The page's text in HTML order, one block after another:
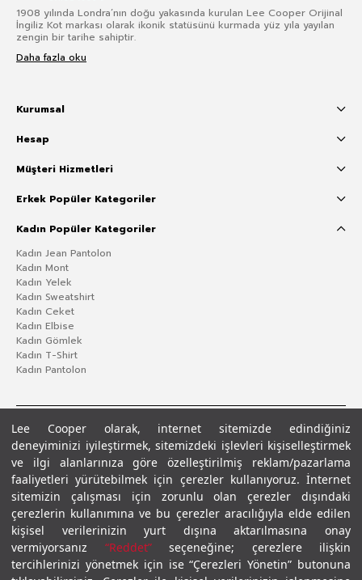
Lee Cooper olarak, internet sitemizde edindiğiniz
deneyiminizi iyileştirmek, sitemizdeki işlevleri kişiselleştirmek
ve ilgi alanlarınıza göre özelleştirilmiş reklam/pazarlama
faaliyetleri yürütebilmek için çerezler kullanıyoruz. İnternet
sitemizin çalışması için zorunlu olan çerezler dışındaki
çerezlerin kullanımına ve bu çerezler aracılığıyla elde edilen
kişisel verilerinizin yurt dışına aktarılmasına onay
vermiyorsanız “Reddet”seçeneğine; çerezlere ilişkin
tercihlerinizi yönetmek için ise “Çerezleri Yönetin” butonuna
1908 yılında Londra’nın doğu yakasında kurulan Lee Cooper Orijinal
İngiliz Kot markası olarak ikonik statüsünü kurmada yüz yıla yayılan
zengin bir tarihe sahiptir.
Daha fazla oku
Kurumsal
Hesap
Müşteri Hizmetleri
Erkek Popüler Kategoriler
Kadın Popüler Kategoriler
Kadın Jean Pantolon
Kadın Mont
Kadın Yelek
Kadın Sweatshirt
Kadın Ceket
Kadın Elbise
Kadın Gömlek
Kadın T-Shirt
Kadın Pantolon
Gizlilik PolitikasıÇerez Politikası KVKK Aydınlatma MetniŞartlar ve Koşullar
© 2026 Leecooper - Tüm Hakları Saklıdır.